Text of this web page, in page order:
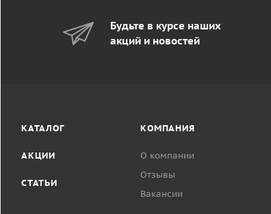
Будьте в курсе наших
акций и новостей
КАТАЛОГ
АКЦИИ
СТАТЬИ
КОМПАНИЯ
О компании
Отзывы
Вакансии